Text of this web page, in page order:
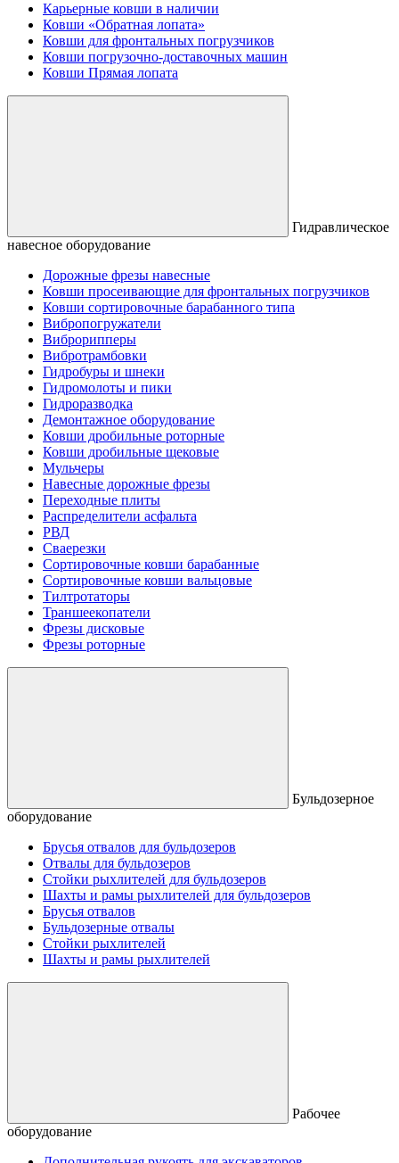
Карьерные ковши в наличии
Ковши «Обратная лопата»
Ковши для фронтальных погрузчиков
Ковши погрузочно-доставочных машин
Ковши Прямая лопата
Гидравлическое
навесное оборудование
Дорожные фрезы навесные
Ковши просеивающие для фронтальных погрузчиков
Ковши сортировочные барабанного типа
Вибропогружатели
Виброрипперы
Вибротрамбовки
Гидробуры и шнеки
Гидромолоты и пики
Гидроразводка
Демонтажное оборудование
Ковши дробильные роторные
Ковши дробильные щековые
Мульчеры
Навесные дорожные фрезы
Переходные плиты
Распределители асфальта
РВД
Сваерезки
Сортировочные ковши барабанные
Сортировочные ковши вальцовые
Тилтротаторы
Траншеекопатели
Фрезы дисковые
Фрезы роторные
Бульдозерное
оборудование
Брусья отвалов для бульдозеров
Отвалы для бульдозеров
Стойки рыхлителей для бульдозеров
Шахты и рамы рыхлителей для бульдозеров
Брусья отвалов
Бульдозерные отвалы
Стойки рыхлителей
Шахты и рамы рыхлителей
Рабочее
оборудование